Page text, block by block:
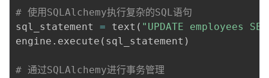
# 使用SQLAlchemy执行复杂的SQL语句
sql_statement = text ( "UPDATE employees
engine . execute ( sql_statement )
# 通过SQLAlchemy进行事务管理